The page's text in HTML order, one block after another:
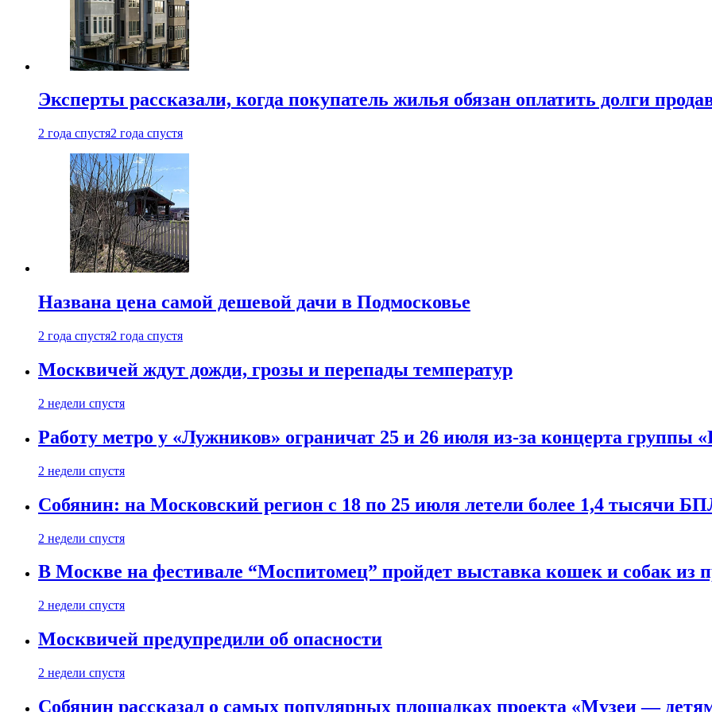
Эксперты рассказали, когда покупатель жилья обязан оплатить долги
2 года спустя2 года спустя
Названа цена самой дешевой дачи в Подмосковье
2 года спустя2 года спустя
Москвичей ждут дожди, грозы и перепады температур
2 недели спустя
Работу метро у «Лужников» ограничат 25 и 26 июля из-за концерта группы
2 недели спустя
Собянин: на Московский регион с 18 по 25 июля летели более 1,4 тысячи
2 недели спустя
В Москве на фестивале “Моспитомец” пройдет выставка кошек и собак из
2 недели спустя
Москвичей предупредили об опасности
2 недели спустя
Собянин рассказал о самых популярных площадках проекта «Музеи —